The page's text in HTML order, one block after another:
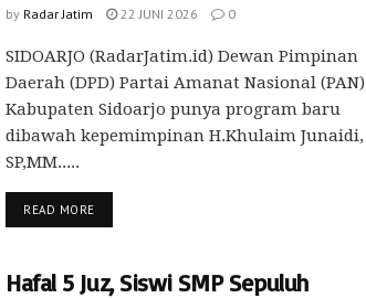
by Radar Jatim 22 JUNI 2026 0
SIDOARJO (RadarJatim.id) Dewan Pimpinan
Daerah (DPD) Partai Amanat Nasional (PAN)
Kabupaten Sidoarjo punya program baru
dibawah kepemimpinan H.Khulaim Junaidi,
SP,MM.....
READ MORE
Hafal 5 Juz, Siswi SMP Sepuluh